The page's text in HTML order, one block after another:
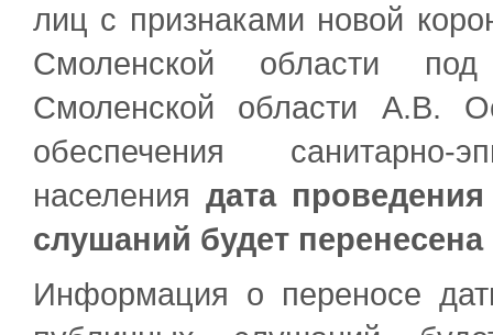
лиц с признаками новой
Смоленской области под
Смоленской области А.В.
обеспечения санитарно-
населениядата
слушаний будет перенесена
Информация о переносе